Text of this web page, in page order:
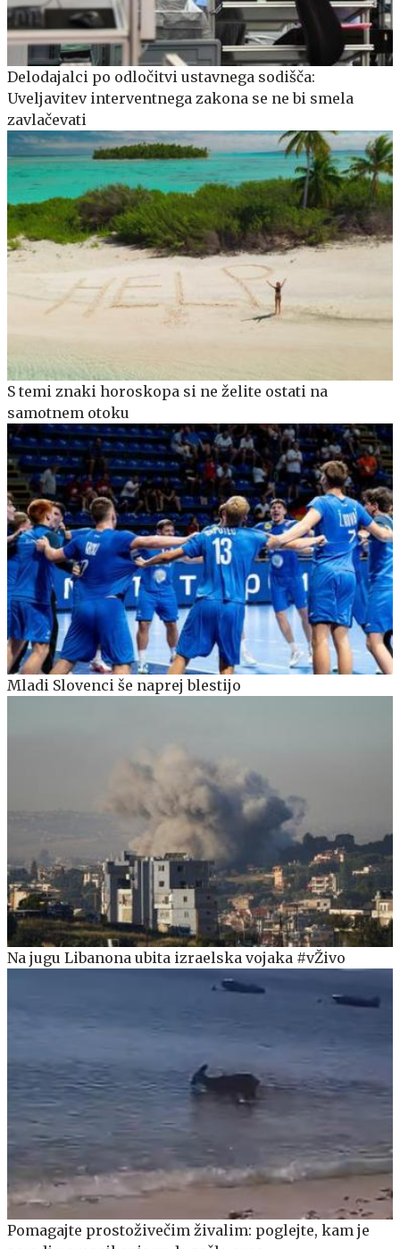
Delodajalci po odločitvi ustavnega sodišča:
Uveljavitev interventnega zakona se ne bi smela
zavlačevati
S temi znaki horoskopa si ne želite ostati na
samotnem otoku
Mladi Slovenci še naprej blestijo
Na jugu Libanona ubita izraelska vojaka #vŽivo
Pomagajte prostoživečim živalim: poglejte, kam je